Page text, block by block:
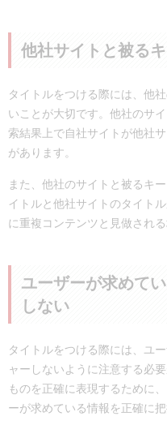
他社サイトと被る
タイトルをつける際には、他
いことが大切です。他社のサ
索結果上で自社サイトが他社
があります。
また、他社のサイトと被るキ
イトルと他社サイトのタイト
に重複コンテンツと見做される
ユーザーが求めて
しない
タイトルをつける際には、ユ
ャーしないように注意する必
ものを正確に表現するために
ーが求めている情報を正確に